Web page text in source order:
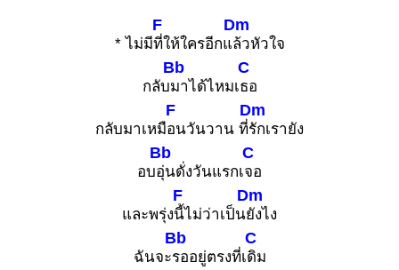
* ไม่มี
F
ที่ให้ใครอีกแ
Dm
ล้วหัวใจ
กลับ
Bb
มาได้ไหมเ
C
ธอ
กลับมาเหมื
F
อนวันวาน ที่
Dm
รักเรายัง
อบ
Bb
อุ่นดั่งวันแรกเ
C
จอ
และพรุ่ง
F
นี้ไม่ว่าเป็น
Dm
ยังไง
ฉันจะ
Bb
รออยู่ตรงที่เ
C
ดิม